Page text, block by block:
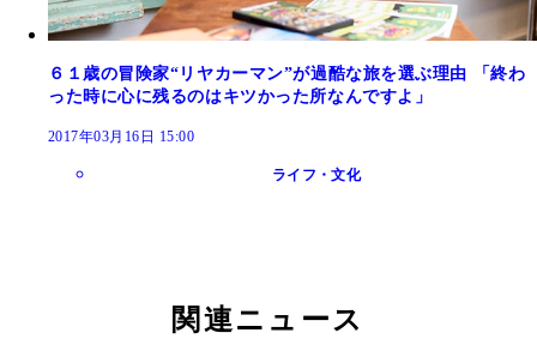
６１歳の冒険家“リヤカーマン”が過酷な旅を選ぶ理由 「終わ
った時に心に残るのはキツかった所なんですよ」
2017年03月16日 15:00
ライフ・文化
関連ニュース